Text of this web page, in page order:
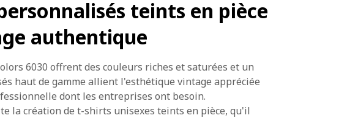
teints en pièce
authentique
6030 offrent des couleurs riches et saturées et un
haut de gamme allient l'esthétique vintage appréciée
dont les entreprises ont besoin.
la création de t-shirts unisexes teints en pièce, qu'il